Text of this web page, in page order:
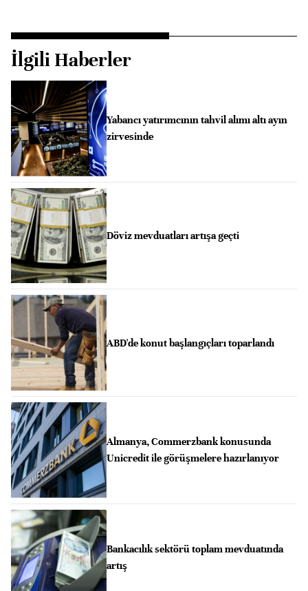
İlgili Haberler
Yabancı yatırımcının tahvil alımı altı ayın
zirvesinde
Döviz mevduatları artışa geçti
ABD'de konut başlangıçları toparlandı
Almanya, Commerzbank konusunda
Unicredit ile görüşmelere hazırlanıyor
Bankacılık sektörü toplam mevduatında
artış